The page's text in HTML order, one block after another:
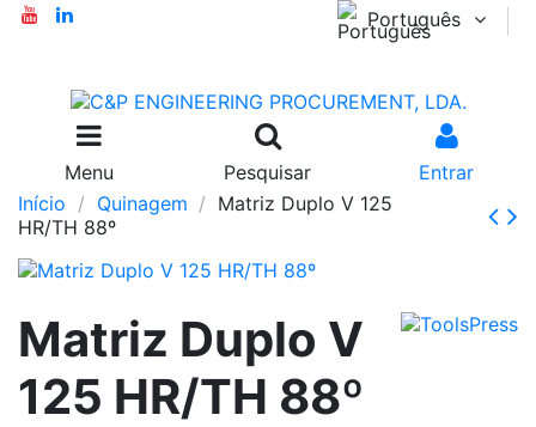
Português
Menu Pesquisar
Entrar
Início
Quinagem
Matriz Duplo V 125
HR/TH 88º
Matriz Duplo V
125 HR/TH 88º